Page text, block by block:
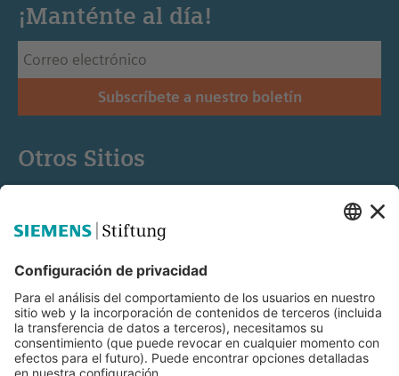
¡Manténte al día!
Subscríbete a nuestro boletín
Otros Sitios
Educación STEM
Mediaportal